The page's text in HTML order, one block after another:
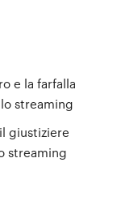
e la farfalla
streaming
giustiziere
streaming